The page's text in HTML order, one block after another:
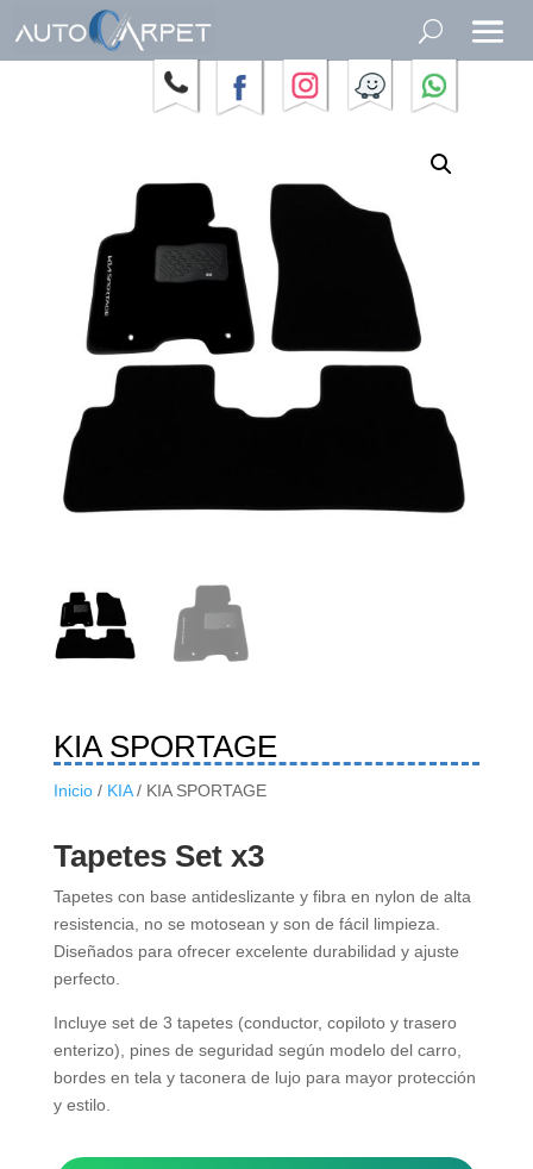
KIA SPORTAGE
Inicio/ KIA/ KIA SPORTAGE
Tapetes Set x3
Tapetes con base antideslizante y fibra en nylon de alta
resistencia, no se motosean y son de fácil limpieza.
Diseñados para ofrecer excelente durabilidad y ajuste
perfecto.
Incluye set de 3 tapetes (conductor, copiloto y trasero
enterizo), pines de seguridad según modelo del carro,
bordes en tela y taconera de lujo para mayor protección
y estilo.